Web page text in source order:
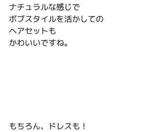
ナチュラルな感じで
ボブスタイルを活かしての
ヘアセットも
かわいいですね。
もちろん、ドレスも！